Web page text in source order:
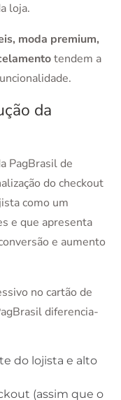
loja.
moda premium,
tendem a
da
PagBrasil de
do checkout
como um
e que apresenta
e aumento
no cartão de
diferencia-
do lojista e alto
(assim que o